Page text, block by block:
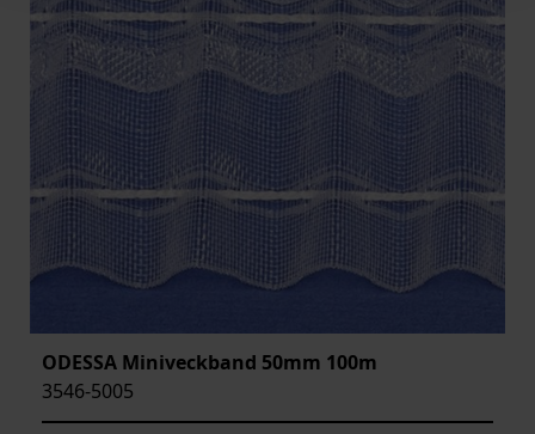
ODESSA Miniveckband 50mm 100m
3546-5005